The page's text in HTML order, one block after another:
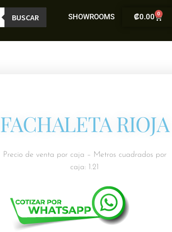
BUSCAR SHOWROOMS ₡0.00 0
FACHALETA RIOJA
Precio de venta por caja – Metros cuadrados por
caja: 1.21